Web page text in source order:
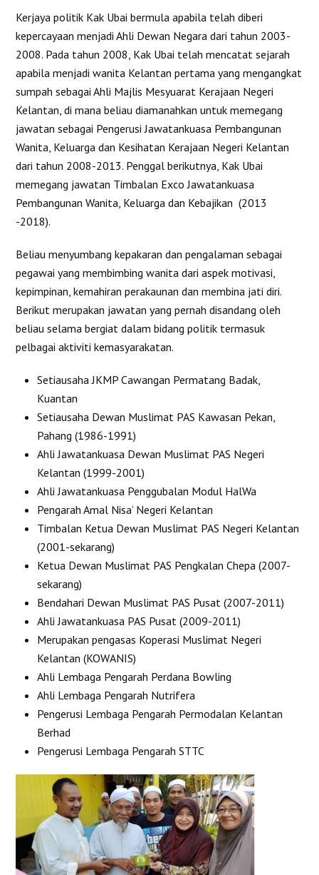
Kerjaya politik Kak Ubai bermula apabila telah diberi
kepercayaan menjadi Ahli Dewan Negara dari tahun 2003-
2008. Pada tahun 2008, Kak Ubai telah mencatat sejarah
apabila menjadi wanita Kelantan pertama yang mengangkat
sumpah sebagai Ahli Majlis Mesyuarat Kerajaan Negeri
Kelantan, di mana beliau diamanahkan untuk memegang
jawatan sebagai Pengerusi Jawatankuasa Pembangunan
Wanita, Keluarga dan Kesihatan Kerajaan Negeri Kelantan
dari tahun 2008-2013. Penggal berikutnya, Kak Ubai
memegang jawatan Timbalan Exco Jawatankuasa
Pembangunan Wanita, Keluarga dan Kebajikan (2013
-2018).
Beliau menyumbang kepakaran dan pengalaman sebagai
pegawai yang membimbing wanita dari aspek motivasi,
kepimpinan, kemahiran perakaunan dan membina jati diri.
Berikut merupakan jawatan yang pernah disandang oleh
beliau selama bergiat dalam bidang politik termasuk
pelbagai aktiviti kemasyarakatan.
Setiausaha JKMP Cawangan Permatang Badak,
Kuantan
Setiausaha Dewan Muslimat PAS Kawasan Pekan,
Pahang (1986-1991)
Ahli Jawatankuasa Dewan Muslimat PAS Negeri
Kelantan (1999-2001)
Ahli Jawatankuasa Penggubalan Modul HalWa
Pengarah Amal Nisa’ Negeri Kelantan
Timbalan Ketua Dewan Muslimat PAS Negeri Kelantan
(2001-sekarang)
Ketua Dewan Muslimat PAS Pengkalan Chepa (2007-
sekarang)
Bendahari Dewan Muslimat PAS Pusat (2007-2011)
Ahli Jawatankuasa PAS Pusat (2009-2011)
Merupakan pengasas Koperasi Muslimat Negeri
Kelantan (KOWANIS)
Ahli Lembaga Pengarah Perdana Bowling
Ahli Lembaga Pengarah Nutrifera
Pengerusi Lembaga Pengarah Permodalan Kelantan
Berhad
Pengerusi Lembaga Pengarah STTC